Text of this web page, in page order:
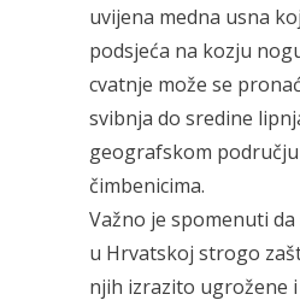
uvijena medna usna
podsjeća na kozju
cvatnje može se
svibnja do sredine
geografskom
čimbenicima.
Važno je spomenuti
u Hrvatskoj strogo
njih izrazito ugrožene